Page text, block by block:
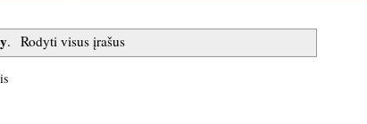
. Rodyti visus įrašus